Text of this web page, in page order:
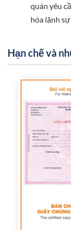
quán yêu
hóa lãnh
Hạn chế và